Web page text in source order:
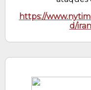
https://
d/